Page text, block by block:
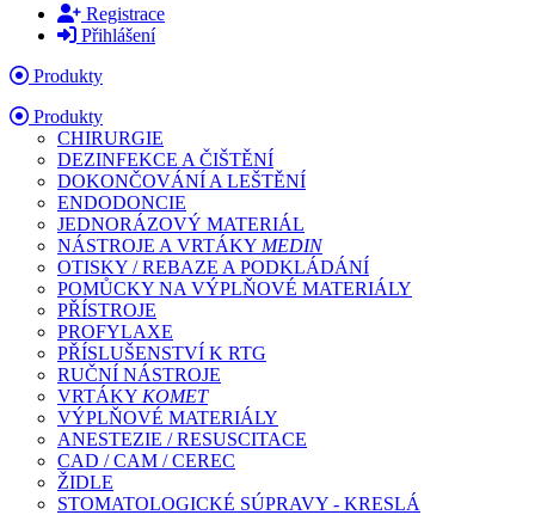
Registrace
Přihlášení
Produkty
Produkty
CHIRURGIE
DEZINFEKCE A ČIŠTĚNÍ
DOKONČOVÁNÍ A LEŠTĚNÍ
ENDODONCIE
JEDNORÁZOVÝ MATERIÁL
NÁSTROJE A VRTÁKY MEDIN
OTISKY / REBAZE A PODKLÁDÁNÍ
POMŮCKY NA VÝPLŇOVÉ MATERIÁLY
PŘÍSTROJE
PROFYLAXE
PŘÍSLUŠENSTVÍ K RTG
RUČNÍ NÁSTROJE
VRTÁKY KOMET
VÝPLŇOVÉ MATERIÁLY
ANESTEZIE / RESUSCITACE
CAD / CAM / CEREC
ŽIDLE
STOMATOLOGICKÉ SÚPRAVY - KRESLÁ